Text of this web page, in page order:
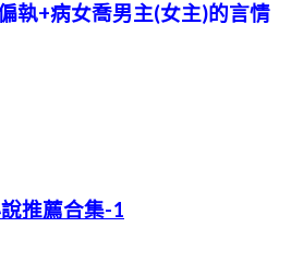
執+病女喬男主(女主)的言情
推薦合集-1